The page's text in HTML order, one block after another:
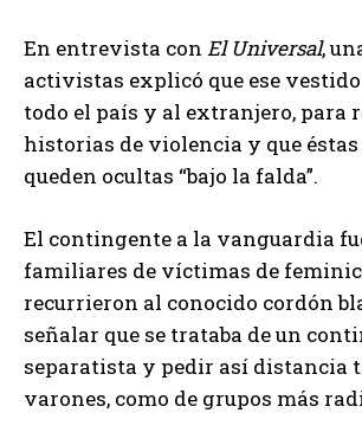
En entrevista con El Universal,
activistas explicó que ese
todo el país y al extranjero, para
historias de violencia y que éstas
queden ocultas “bajo la falda”.
El contingente a la vanguardia
familiares de víctimas de
recurrieron al conocido cordón
señalar que se trataba de un
separatista y pedir así distancia
varones, como de grupos más